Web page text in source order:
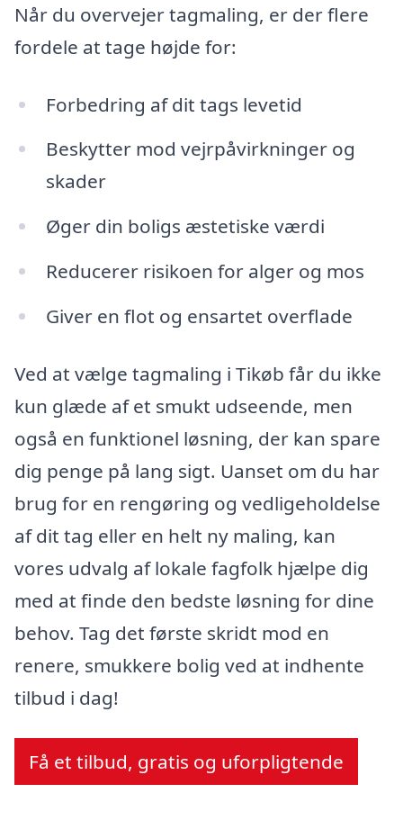
Når du overvejer tagmaling, er der flere
fordele at tage højde for:
Forbedring af dit tags levetid
Beskytter mod vejrpåvirkninger og
skader
Øger din boligs æstetiske værdi
Reducerer risikoen for alger og mos
Giver en flot og ensartet overflade
Ved at vælge tagmaling i Tikøb får du ikke
kun glæde af et smukt udseende, men
også en funktionel løsning, der kan spare
dig penge på lang sigt. Uanset om du har
brug for en rengøring og vedligeholdelse
af dit tag eller en helt ny maling, kan
vores udvalg af lokale fagfolk hjælpe dig
med at finde den bedste løsning for dine
behov. Tag det første skridt mod en
renere, smukkere bolig ved at indhente
tilbud i dag!
Få et tilbud, gratis og uforpligtende